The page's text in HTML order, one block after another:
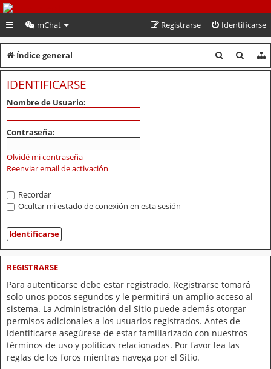
PeruVoley.com
mChat Identificarse
Registrarse
Índice general
u
u
IDENTIFICARSE
Nombre de Usuario:
Contraseña:
Olvidé mi contraseña
Reenviar email de activación
Recordar
Ocultar mi estado de conexión en esta sesión
REGISTRARSE
Para autenticarse debe estar registrado. Registrarse tomará
solo unos pocos segundos y le permitirá un amplio acceso al
sistema. La Administración del Sitio puede además otorgar
permisos adicionales a los usuarios registrados. Antes de
identificarse asegúrese de estar familiarizado con nuestros
términos de uso y políticas relacionadas. Por favor lea las
reglas de los foros mientras navega por el Sitio.